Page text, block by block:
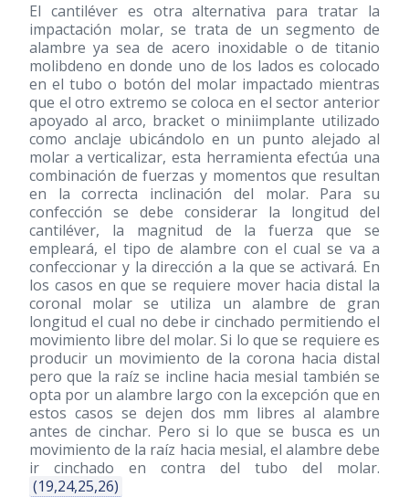
El cantiléver es otra alternativa para tratar la
impactación molar, se trata de un segmento de
alambre ya sea de acero inoxidable o de titanio
molibdeno en donde uno de los lados es colocado
en el tubo o botón del molar impactado mientras
que el otro extremo se coloca en el sector anterior
apoyado al arco, bracket o miniimplante utilizado
como anclaje ubicándolo en un punto alejado al
molar a verticalizar, esta herramienta efectúa una
combinación de fuerzas y momentos que resultan
en la correcta inclinación del molar. Para su
confección se debe considerar la longitud del
cantiléver, la magnitud de la fuerza que se
empleará, el tipo de alambre con el cual se va a
confeccionar y la dirección a la que se activará. En
los casos en que se requiere mover hacia distal la
coronal molar se utiliza un alambre de gran
longitud el cual no debe ir cinchado permitiendo el
movimiento libre del molar. Si lo que se requiere es
producir un movimiento de la corona hacia distal
pero que la raíz se incline hacia mesial también se
opta por un alambre largo con la excepción que en
estos casos se dejen dos mm libres al alambre
antes de cinchar. Pero si lo que se busca es un
movimiento de la raíz hacia mesial, el alambre debe
ir cinchado en contra del tubo del molar.
(19,24,25,26)